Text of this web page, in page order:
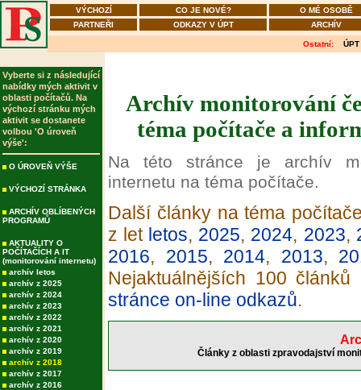
VÝCHOZÍ CO JE NOVÉ?
O MÉ OSOBĚ
PARTNEŘI
ODKAZY V ÚPT ARCHÍV
Ostatní: ÚPT
Vyberte si z následující
nabídky mých aktivit v
oblasti počítačů. Na
výchozí stránku mých
aktivit se dostanete
volbou 'O úroveň
výše':
O ÚROVEŇ VÝŠE
VÝCHOZÍ STRÁNKA
ARCHÍV OBLÍBENÝCH
PROGRAMŮ
AKTUALITY O
POČÍTAČÍCH A IT
(monitorování internetu)
archív letos
archív z 2025
archív z 2024
archív z 2023
archív z 2022
archív z 2021
archív z 2020
archív z 2019
archív z 2018
archív z 2017
archív z 2016
Archív monitorování
téma počítače a
Na této stránce je archív
internetu na téma počítače.
Další články na téma
z let letos, 2025, 2024, 2023,
2016, 2015, 2014, 2013,
Nejaktuálnějších 100
stránce on-line odkazů.
Články z oblasti zpravodajství